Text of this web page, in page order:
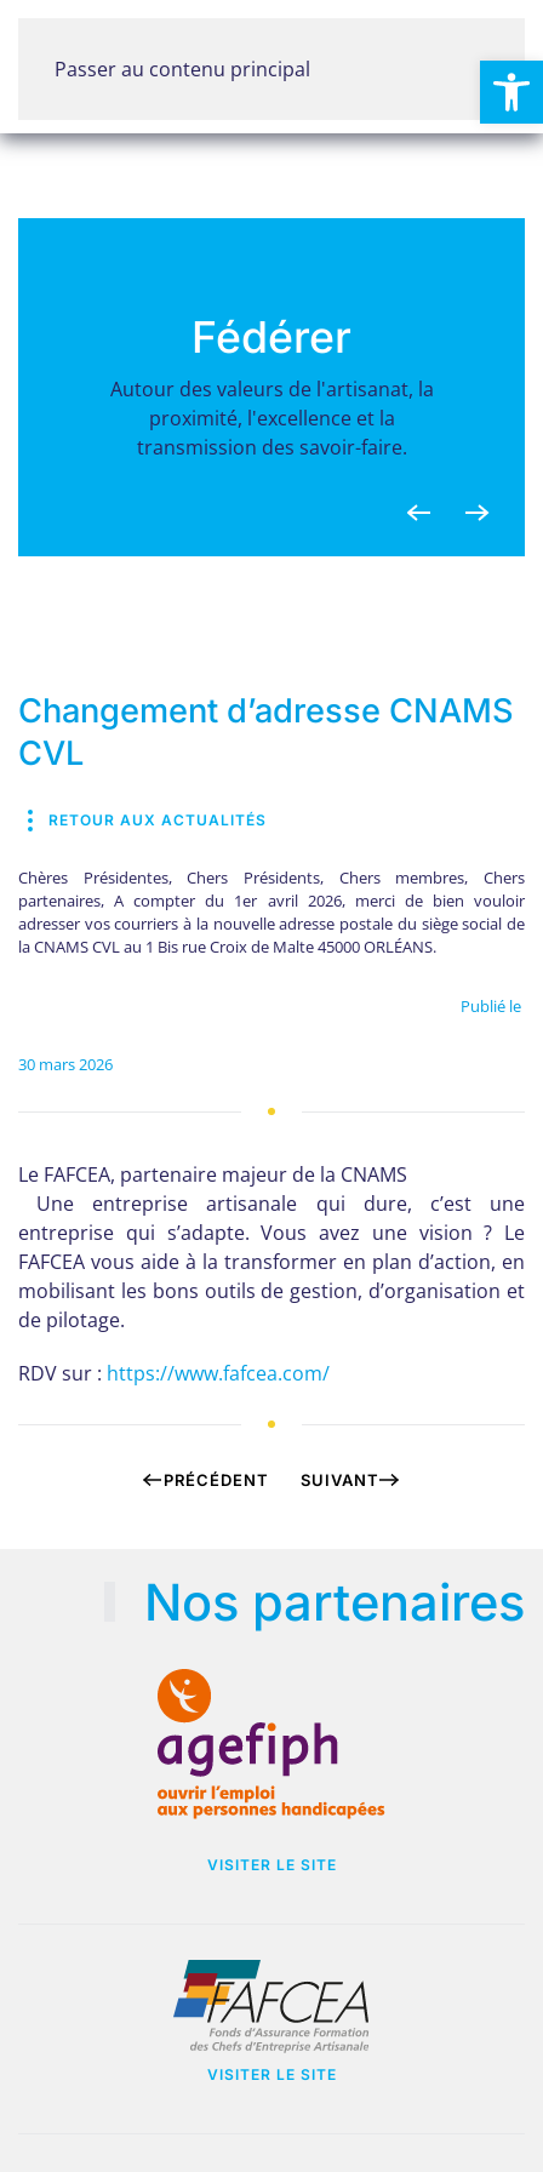
Ouvrir
Passer au contenu principal Menu
Fédérer
Autour des valeurs de l'artisanat, la
proximité, l'excellence et la
transmission des savoir-faire.
Changement d’adresse CNAMS
CVL
RETOUR AUX ACTUALITÉS
Chères Présidentes, Chers Présidents, Chers membres, Chers
partenaires, A compter du 1er avril 2026, merci de bien vouloir
adresser vos courriers à la nouvelle adresse postale du siège social de
la CNAMS CVL au 1 Bis rue Croix de Malte 45000 ORLÉANS.
Publié le
30 mars 2026
Le FAFCEA, partenaire majeur de la CNAMS
Une entreprise artisanale qui dure, c’est une
entreprise qui s’adapte. Vous avez une vision ? Le
FAFCEA vous aide à la transformer en plan d’action, en
mobilisant les bons outils de gestion, d’organisation et
de pilotage.
RDV sur : https://www.fafcea.com/
PRÉCÉDENT SUIVANT
Nos partenaires
VISITER LE SITE
VISITER LE SITE